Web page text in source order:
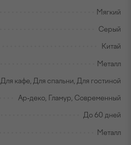
Мягкий
Серый
Китай
Металл
Для кафе, Для спальни, Для гостиной
Ар-деко, Гламур, Современный
До 60 дней
Металл